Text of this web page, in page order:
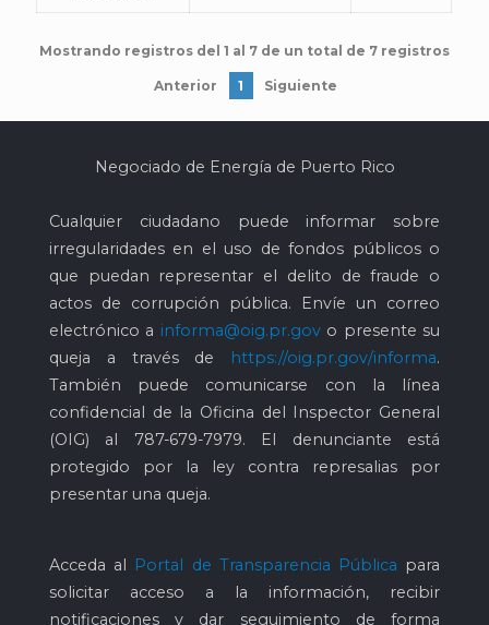
Mostrando registros del 1 al 7 de un total de 7 registros
Anterior 1 Siguiente
Negociado de Energía de Puerto Rico
Cualquier ciudadano puede informar sobre
irregularidades en el uso de fondos públicos o
que puedan representar el delito de fraude o
actos de corrupción pública. Envíe un correo
electrónico a informa@oig.pr.govo presente su
queja a través de
https://oig.pr.gov/informa.
También puede comunicarse con la línea
confidencial de la Oficina del Inspector General
(OIG) al 787-679-7979. El denunciante está
protegido por la ley contra represalias por
presentar una queja.
Acceda al Portal de Transparencia Pública para
solicitar acceso a la información, recibir
notificaciones y dar seguimiento de forma